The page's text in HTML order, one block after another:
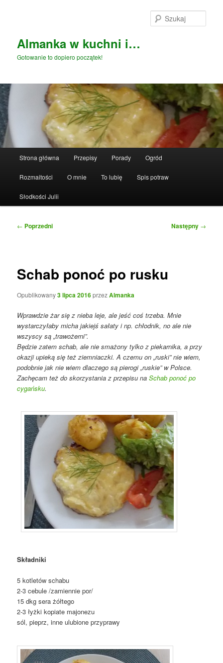
Almanka w kuchni i…
Gotowanie to dopiero początek!
Strona główna Przepisy Porady Ogród
Rozmaitości O mnie To lubię Spis potraw
Słodkości Julii
Nawigacja
← Poprzedni Następny →
Schab ponoć po rusku
Opublikowany3 lipca 2016przezAlmanka
Wprawdzie żar się z nieba leje, ale jeść coś trzeba. Mnie
wystarczyłaby micha jakiejś sałaty i np. chłodnik, no ale nie
wszyscy są „trawożerni”.
Będzie zatem schab, ale nie smażony tylko z piekarnika, a przy
okazji upieką się też ziemniaczki. A czemu on „ruski” nie wiem,
podobnie jak nie wiem dlaczego są pierogi „ruskie” w Polsce.
Zachęcam też do skorzystania z przepisu naSchab ponoć po
cygańsku.
Składniki
5 kotletów schabu
2-3 cebule /zamiennie por/
15 dkg sera żółtego
2-3 łyżki kopiate majonezu
sól, pieprz, inne ulubione przyprawy